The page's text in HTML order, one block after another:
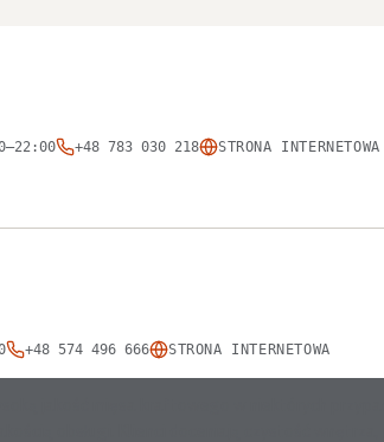
+48 783 030 218 STRONA INTERNETOWA
+48 574 496 666 STRONA INTERNETOWA